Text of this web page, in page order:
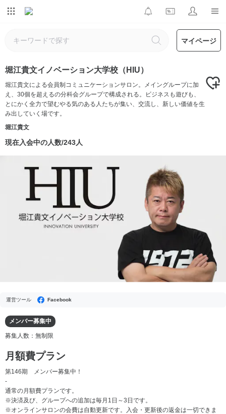
マイページ
堀江貴文イノベーション大学校（HIU）
堀江貴文による会員制コミュニケーションサロン。メイングループに加
え、30個を超えるの分科会グループで構成される。ビジネスも遊びも、
とにかく全力で望むやる気のある人たちが集い、交流し、新しい価値を生
み出していく場です。
堀江貴文
現在入会中の人数/243人
運営ツール Facebook
メンバー募集中
募集人数：無制限
月額費プラン
第146期 メンバー募集中！
-
通常の月額費プランです。
※決済及び、グループへの追加は毎月1日～3日です。
※オンラインサロンの会費は自動更新です。入会・更新後の返金は一切できま